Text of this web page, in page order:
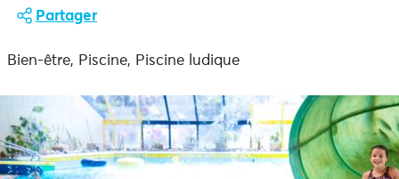
Partager
Bien-être, Piscine, Piscine ludique